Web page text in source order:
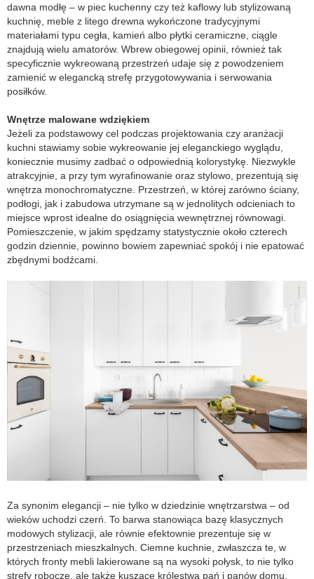
dawna modłę – w piec kuchenny czy też kaflowy lub stylizowaną
kuchnię, meble z litego drewna wykończone tradycyjnymi
materiałami typu cegła, kamień albo płytki ceramiczne, ciągle
znajdują wielu amatorów. Wbrew obiegowej opinii, również tak
specyficznie wykreowaną przestrzeń udaje się z powodzeniem
zamienić w elegancką strefę przygotowywania i serwowania
posiłków.
Wnętrze malowane wdziękiem
Jeżeli za podstawowy cel podczas projektowania czy aranżacji
kuchni stawiamy sobie wykreowanie jej eleganckiego wyglądu,
koniecznie musimy zadbać o odpowiednią kolorystykę. Niezwykle
atrakcyjnie, a przy tym wyrafinowanie oraz stylowo, prezentują się
wnętrza monochromatyczne. Przestrzeń, w której zarówno ściany,
podłogi, jak i zabudowa utrzymane są w jednolitych odcieniach to
miejsce wprost idealne do osiągnięcia wewnętrznej równowagi.
Pomieszczenie, w jakim spędzamy statystycznie około czterech
godzin dziennie, powinno bowiem zapewniać spokój i nie epatować
zbędnymi bodźcami.
Za synonim elegancji – nie tylko w dziedzinie wnętrzarstwa – od
wieków uchodzi czerń. To barwa stanowiąca bazę klasycznych
modowych stylizacji, ale równie efektownie prezentuje się w
przestrzeniach mieszkalnych. Ciemne kuchnie, zwłaszcza te, w
których fronty mebli lakierowane są na wysoki połysk, to nie tylko
strefy robocze, ale także kuszące królestwa pań i panów domu,